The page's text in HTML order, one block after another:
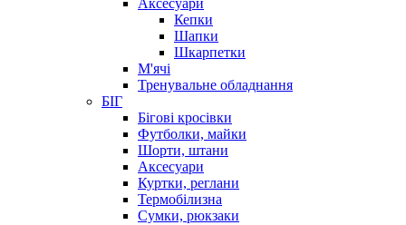
Аксесуари
Кепки
Шапки
Шкарпетки
М'ячі
Тренувальне обладнання
БІГ
Бігові кросівки
Футболки, майки
Шорти, штани
Аксесуари
Куртки, реглани
Термобілизна
Сумки, рюкзаки